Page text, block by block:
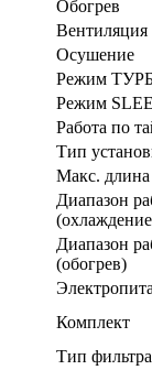
Обогрев
Вентиляция
Осушение
Режим
Режим
Работа по
Тип
Макс.
Диапазон
Диапазон
(обогрев)
Комплект
Тип фильтра